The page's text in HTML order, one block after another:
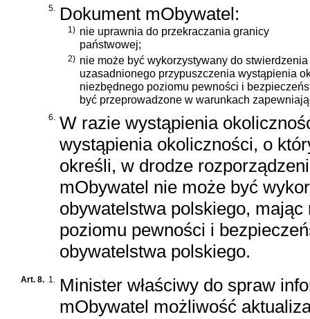
5. Dokument mObywatel:
1) nie uprawnia do przekraczania granicy
państwowej;
2) nie może być wykorzystywany do
uzasadnionego przypuszczenia wystąpienia
niezbędnego poziomu pewności i
być przeprowadzone w warunkach
6. W razie wystąpienia
wystąpienia okoliczności, o
określi, w drodze
mObywatel nie może być
obywatelstwa polskiego,
poziomu pewności i
obywatelstwa polskiego.
Art. 8. 1. Minister właściwy do spraw
mObywatel możliwość